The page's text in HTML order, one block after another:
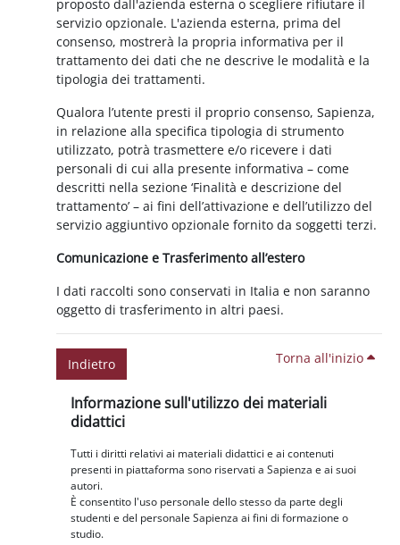
proposto dall'azienda esterna o scegliere rifiutare il
servizio opzionale. L'azienda esterna, prima del
consenso, mostrerà la propria informativa per il
trattamento dei dati che ne descrive le modalità e la
tipologia dei trattamenti.
Qualora l’utente presti il proprio consenso, Sapienza,
in relazione alla specifica tipologia di strumento
utilizzato, potrà trasmettere e/o ricevere i dati
personali di cui alla presente informativa – come
descritti nella sezione ‘Finalità e descrizione del
trattamento’ – ai fini dell’attivazione e dell’utilizzo del
servizio aggiuntivo opzionale fornito da soggetti terzi.
Comunicazione e Trasferimento all’estero
I dati raccolti sono conservati in Italia e non saranno
oggetto di trasferimento in altri paesi.
Indietro Torna all'inizio
Blocchi
Informazione sull'utilizzo dei materiali
didattici
Tutti i diritti relativi ai materiali didattici e ai contenuti
presenti in piattaforma sono riservati a Sapienza e ai suoi
autori.
È consentito l'uso personale dello stesso da parte degli
studenti e del personale Sapienza ai fini di formazione o
studio.